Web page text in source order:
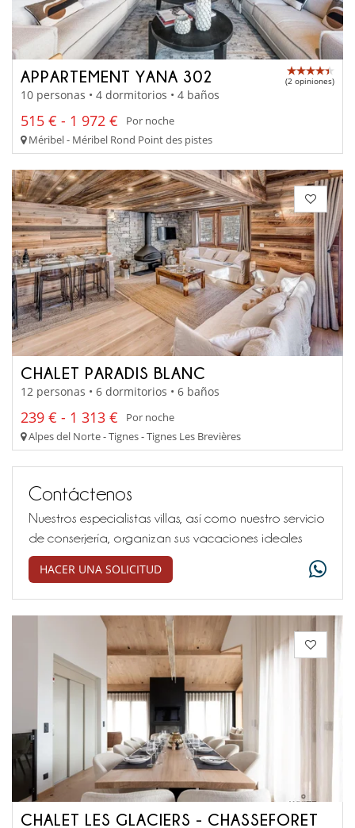
APPARTEMENT YANA 302 (2 opiniones)
10 personas • 4 dormitorios • 4 baños
515 € - 1 972 €
Por noche
Méribel - Méribel Rond Point des pistes
CHALET PARADIS BLANC
12 personas • 6 dormitorios • 6 baños
239 € - 1 313 €
Por noche
Alpes del Norte - Tignes - Tignes Les Brevières
Contáctenos
Nuestros especialistas villas, así como nuestro servicio
de conserjería, organizan sus vacaciones ideales
HACER UNA SOLICITUD
CHALET LES GLACIERS - CHASSEFORET